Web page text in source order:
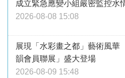
成立緊急應變小組嚴密監控水
2026-08-08 15:08
展現「水彩畫之都」藝術風
韻會員聯展」盛大登場
2026-08-09 15:48